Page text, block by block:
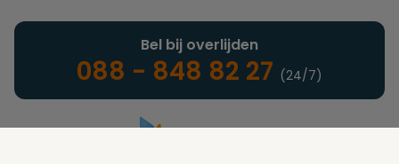
Bel bij overlijden
088 - 848 82 27 (24/7)